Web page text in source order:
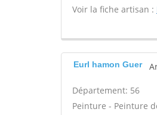
Voir la fiche artisan :
Eurl hamon Guer
Département: 56
Peinture - Peinture